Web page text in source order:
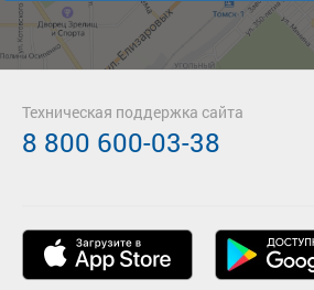
Техническая поддержка сайта
8 800 600-03-38